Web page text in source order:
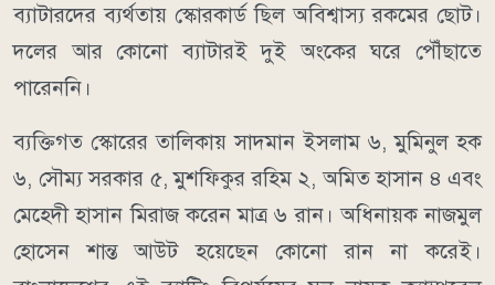
ব্যাটারদের ব্যর্থতায় স্কোরকার্ড ছিল অবিশ্বাস্য রকমের ছোট।
দলের আর কোনো ব্যাটারই দুই অংকের ঘরে পৌঁছাতে
পারেননি।
ব্যক্তিগত স্কোরের তালিকায় সাদমান ইসলাম ৬, মুমিনুল হক
৬, সৌম্য সরকার ৫, মুশফিকুর রহিম ২, অমিত হাসান ৪ এবং
মেহেদী হাসান মিরাজ করেন মাত্র ৬ রান। অধিনায়ক নাজমুল
হোসেন শান্ত আউট হয়েছেন কোনো রান না করেই।